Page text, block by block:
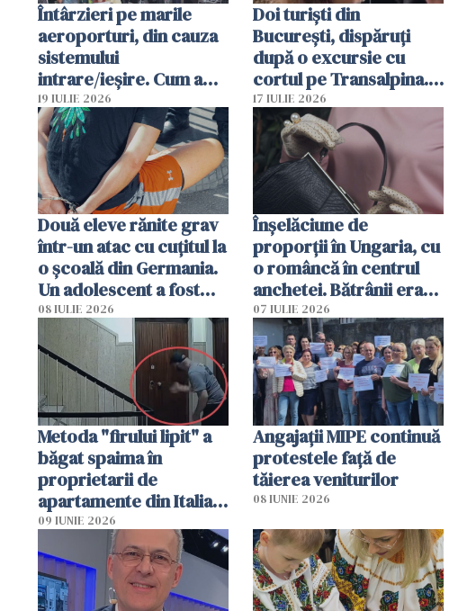
Întârzieri pe marile
aeroporturi, din cauza
sistemului
intrare/ieșire. Cum a
ajuns o femeie să fie
arestată în Cluj-Napoca
19 IULIE 2026
Doi turiști din
București, dispăruți
după o excursie cu
cortul pe Transalpina.
Poliția și familia îi caută
17 IULIE 2026
Două eleve rănite grav
într-un atac cu cuțitul la
o școală din Germania.
Un adolescent a fost
arestat
08 IULIE 2026
Înșelăciune de
proporții în Ungaria, cu
o româncă în centrul
anchetei. Bătrânii erau
puși să lase la poartă
genți cu aur și bani
07 IULIE 2026
Metoda "firului lipit" a
băgat spaima în
proprietarii de
apartamente din Italia.
Poliția, sesizată
09 IUNIE 2026
Angajaţii MIPE continuă
protestele faţă de
tăierea veniturilor
08 IUNIE 2026